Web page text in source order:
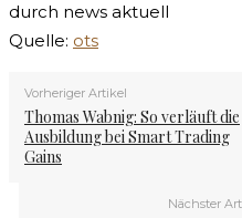
durch news aktuell
Quelle: ots
Vorheriger Artikel
Thomas Wabnig: So verläuft die
Ausbildung bei Smart Trading
Gains
Nächster